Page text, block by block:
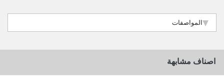
المواصفات
اصناف مشابهة